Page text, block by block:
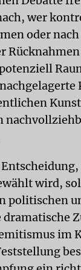
wer
oder
wird,
politischen
dramatische
im